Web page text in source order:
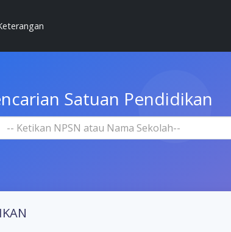
Satuan Pendidikan
-- Ketikan NPSN atau Nama Sekolah--